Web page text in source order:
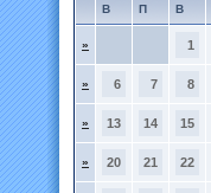
В П В
» 1
» 6 7 8
» 13 14 15
» 20 21 22